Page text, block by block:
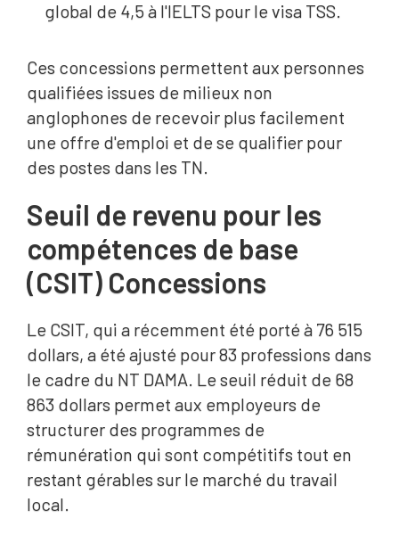
global de 4,5 à l'IELTS pour le visa TSS.
Ces concessions permettent aux personnes
qualifiées issues de milieux non
anglophones de recevoir plus facilement
une offre d'emploi et de se qualifier pour
des postes dans les TN.
Seuil de revenu pour les
compétences de base
(CSIT) Concessions
Le CSIT, qui a récemment été porté à 76 515
dollars, a été ajusté pour 83 professions dans
le cadre du NT DAMA. Le seuil réduit de 68
863 dollars permet aux employeurs de
structurer des programmes de
rémunération qui sont compétitifs tout en
restant gérables sur le marché du travail
local.